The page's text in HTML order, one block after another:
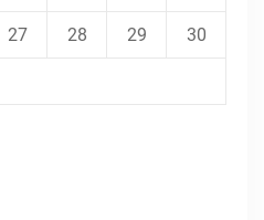
27 28 29 30